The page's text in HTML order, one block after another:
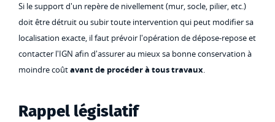
Si le support d'un repère de nivellement (mur, socle, pilier, etc.)
doit être détruit ou subir toute intervention qui peut modifier sa
localisation exacte, il faut prévoir l'opération de dépose-repose et
contacter l'IGN afin d'assurer au mieux sa bonne conservation à
moindre coûtavant de procéder à tous travaux.
Rappel législatif